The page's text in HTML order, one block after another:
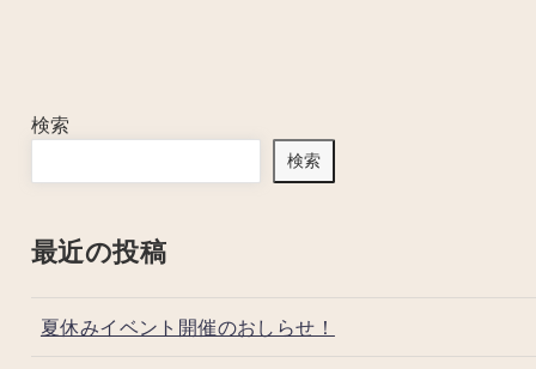
検索
検索
最近の投稿
夏休みイベント開催のおしらせ！